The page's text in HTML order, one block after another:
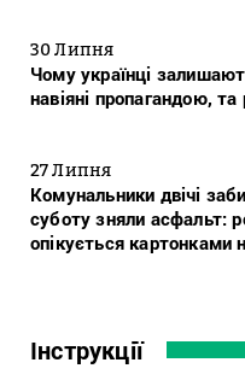
30 Липня
Чому українці
навіяні пропагандою,
27 Липня
Комунальники двічі
суботу зняли асфальт:
опікується картонками
Інструкції